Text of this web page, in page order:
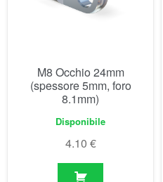
M8 Occhio 24mm
(spessore 5mm, foro
8.1mm)
Disponibile
4.10 €